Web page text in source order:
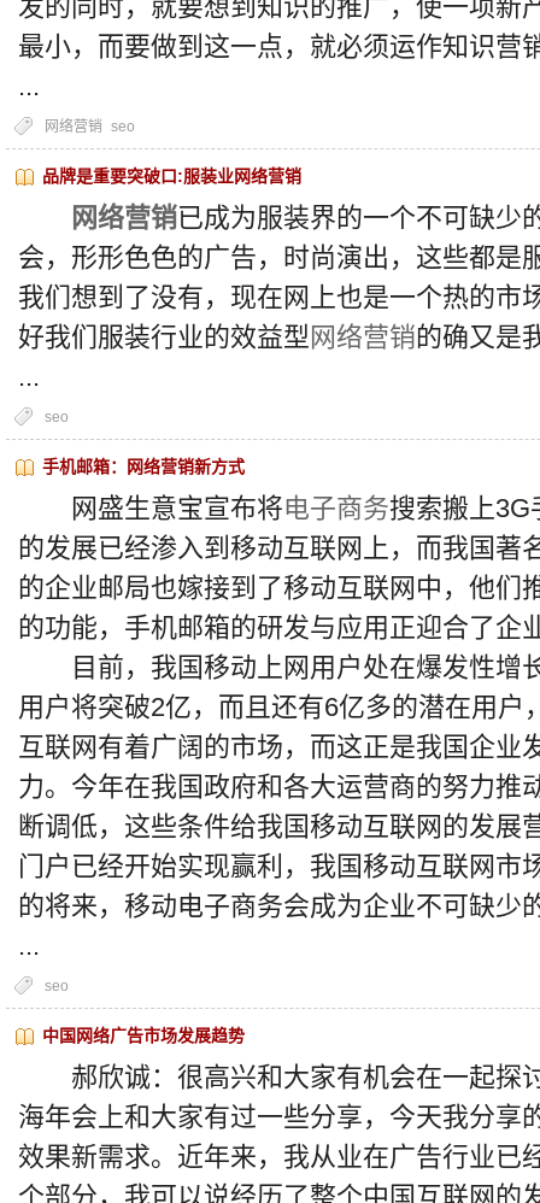
发的同时，就要想到知识的推广，使一项新
最小，而要做到这一点，就必须运作知识营
...
网络营销 seo
品牌是重要突破口:服装业网络营销
网络营销已成为服装界的一个不可缺少
会，形形色色的广告，时尚演出，这些都是
我们想到了没有，现在网上也是一个热的市
好我们服装行业的效益型 网络营销的确又是
...
seo
手机邮箱：网络营销新方式
网盛生意宝宣布将电子商务搜索搬上3G
的发展已经渗入到移动互联网上，而我国著
的企业邮局也嫁接到了移动互联网中，他们
的功能，手机邮箱的研发与应用正迎合了企
目前，我国移动上网用户处在爆发性增
用户将突破2亿，而且还有6亿多的潜在用户
互联网有着广阔的市场，而这正是我国企业
力。今年在我国政府和各大运营商的努力推
断调低，这些条件给我国移动互联网的发展
门户已经开始实现赢利，我国移动互联网市
的将来，移动电子商务会成为企业不可缺少
...
seo
中国网络广告市场发展趋势
郝欣诚：很高兴和大家有机会在一起探
海年会上和大家有过一些分享，今天我分享
效果新需求。近年来，我从业在广告行业已
个部分，我可以说经历了整个中国互联网的